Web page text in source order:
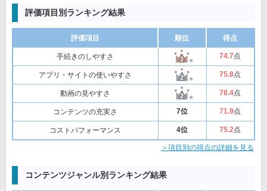
評価項目別ランキング結果
評価項目 順位 得点
手続きのしやすさ 74.7点
アプリ・サイトの使いやすさ 75.8点
動画の見やすさ 78.4点
コンテンツの充実さ 7位 71.9点
コストパフォーマンス 4位 75.2点
＞項目別の得点の詳細を見る
コンテンツジャンル別ランキング結果